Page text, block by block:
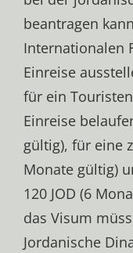
beantragen
Internationalen
Einreise
für ein
Einreise
gültig), für eine
Monate gültig)
120 JOD (6
das Visum
Jordanische